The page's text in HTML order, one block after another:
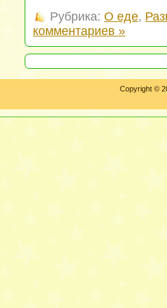
Рубрика: О еде,
комментариев »
Copyright ©